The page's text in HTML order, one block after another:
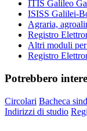
ITIS Galileo
ISISS Galilei-
Agraria,
Registro
Altri moduli per
Registro
Potrebbero
Circolari Bacheca
Indirizzi di studio